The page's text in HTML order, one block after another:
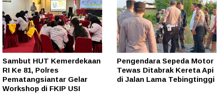
Sambut HUT Kemerdekaan
RI Ke 81, Polres
Pematangsiantar Gelar
Workshop di FKIP USI
Pengendara Sepeda Motor
Tewas Ditabrak Kereta Api
di Jalan Lama Tebingtinggi